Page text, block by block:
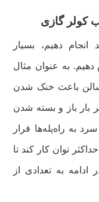
کولر گازی
دهیم، بسیار
دهیم. به عنوان مثال
باعث خنک شدن
بار باز و بسته شدن
به راه‌پله‌ها فرار
توان کار کند تا
به تعدادی از